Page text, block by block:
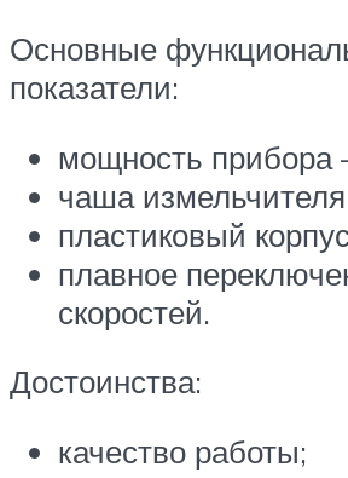
Основные
показатели:
мощность
чаша
пластиковый
плавное
скоростей.
Достоинства:
качество работы;